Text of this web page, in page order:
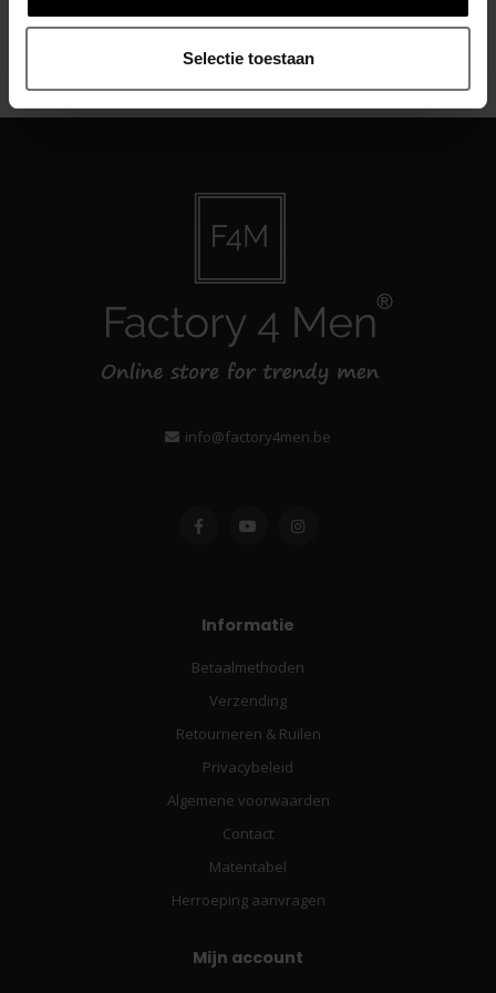
Selectie toestaan
info@factory4men.be
Informatie
Betaalmethoden
Verzending
Retourneren & Ruilen
Privacybeleid
Algemene voorwaarden
Contact
Matentabel
Herroeping aanvragen
Mijn account